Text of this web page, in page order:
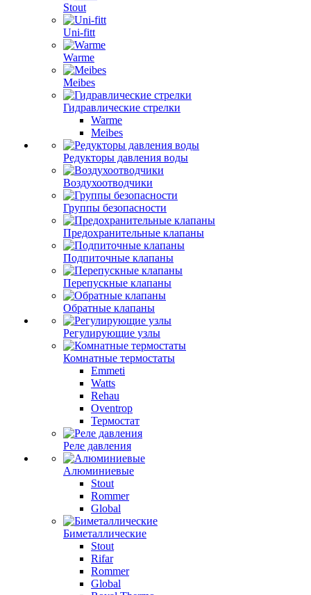
Stout
Uni-fitt
Warme
Meibes
Гидравлические стрелки
Warme
Meibes
Редукторы давления воды
Воздухоотводчики
Группы безопасности
Предохранительные клапаны
Подпиточные клапаны
Перепускные клапаны
Обратные клапаны
Регулирующие узлы
Комнатные термостаты
Emmeti
Watts
Rehau
Oventrop
Термостат
Реле давления
Алюминиевые
Stout
Rommer
Global
Биметаллические
Stout
Rifar
Rommer
Global